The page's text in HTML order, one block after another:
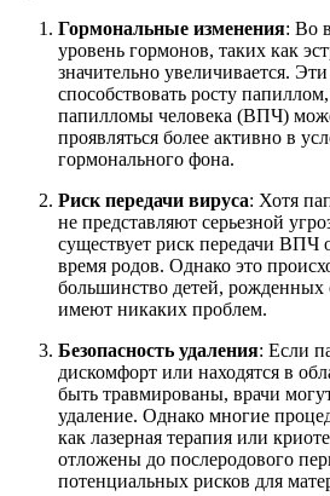
Гормональные изменения: Во
уровень гормонов, таких как
значительно увеличивается.
способствовать росту
папилломы человека (ВПЧ)
проявляться более активно в
гормонального фона.
Риск передачи вируса: Хотя
не представляют серьезной
существует риск передачи ВПЧ
время родов. Однако это
большинство детей,
имеют никаких проблем.
Безопасность удаления: Если
дискомфорт или находятся в
быть травмированы, врачи
удаление. Однако многие
как лазерная терапия или
отложены до послеродового
потенциальных рисков для